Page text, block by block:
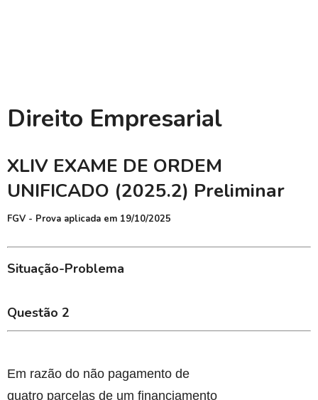
Direito Empresarial
XLIV EXAME DE ORDEM
UNIFICADO (2025.2) Preliminar
FGV - Prova aplicada em 19/10/2025
Situação-Problema
Questão 2
Em razão do não pagamento de
quatro parcelas de um financiamento